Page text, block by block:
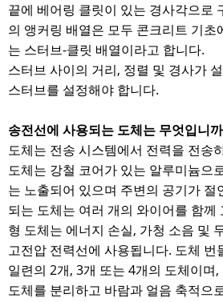
끝에 베어링 클릿이 있는 경사각으로
의 앵커링 배열은 모두 콘크리트 기초
는 스터브-클릿 배열이라고 합니다.
스터브 사이의 거리, 정렬 및 경사가
스터브를 설정해야 합니다.
송전선에 사용되는 도체는 무엇입니까
도체는 전송 시스템에서 전력을 전송
도체는 강철 코어가 있는 알루미늄으
는 노출되어 있으며 주변의 공기가 절
되는 도체는 여러 개의 와이어를 함께
형 도체는 에너지 손실, 가청 소음 및
고전압 전력선에 사용됩니다. 도체 번
일련의 2개, 3개 또는 4개의 도체이며
도체를 분리하고 바람과 얼음 축적으